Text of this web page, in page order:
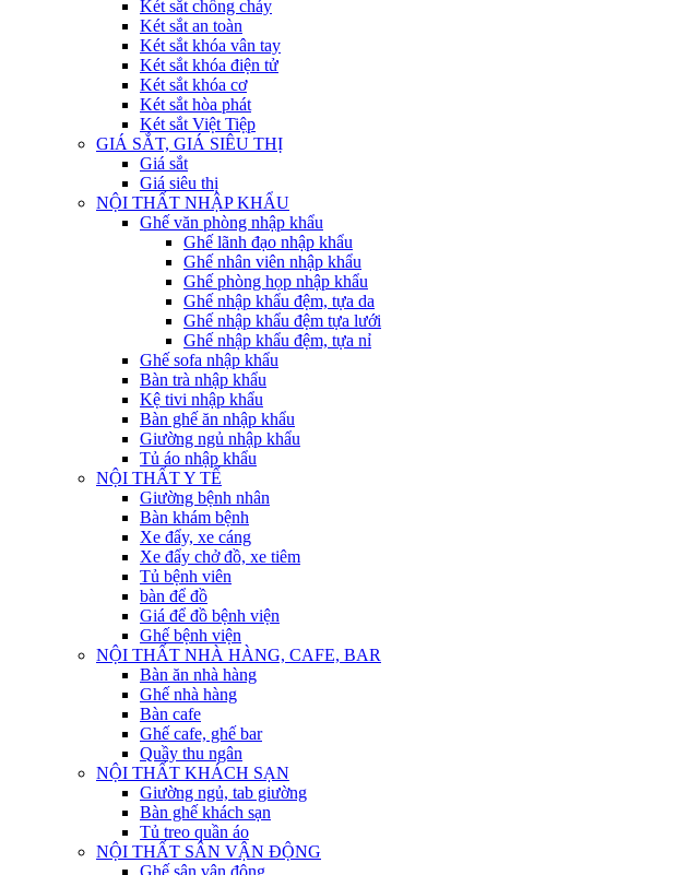
Két sắt chống cháy
Két sắt an toàn
Két sắt khóa vân tay
Két sắt khóa điện tử
Két sắt khóa cơ
Két sắt hòa phát
Két sắt Việt Tiệp
GIÁ SẮT, GIÁ SIÊU THỊ
Giá sắt
Giá siêu thị
NỘI THẤT NHẬP KHẨU
Ghế văn phòng nhập khẩu
Ghế lãnh đạo nhập khẩu
Ghế nhân viên nhập khẩu
Ghế phòng họp nhập khẩu
Ghế nhập khẩu đệm, tựa da
Ghế nhập khẩu đệm tựa lưới
Ghế nhập khẩu đệm, tựa nỉ
Ghế sofa nhập khẩu
Bàn trà nhập khẩu
Kệ tivi nhập khẩu
Bàn ghế ăn nhập khẩu
Giường ngủ nhập khẩu
Tủ áo nhập khẩu
NỘI THẤT Y TẾ
Giường bệnh nhân
Bàn khám bệnh
Xe đẩy, xe cáng
Xe đẩy chở đồ, xe tiêm
Tủ bệnh viên
bàn để đồ
Giá để đồ bệnh viện
Ghế bệnh viện
NỘI THẤT NHÀ HÀNG, CAFE, BAR
Bàn ăn nhà hàng
Ghế nhà hàng
Bàn cafe
Ghế cafe, ghế bar
Quầy thu ngân
NỘI THẤT KHÁCH SẠN
Giường ngủ, tab giường
Bàn ghế khách sạn
Tủ treo quần áo
NỘI THẤT SÂN VẬN ĐỘNG
Ghế sân vận động